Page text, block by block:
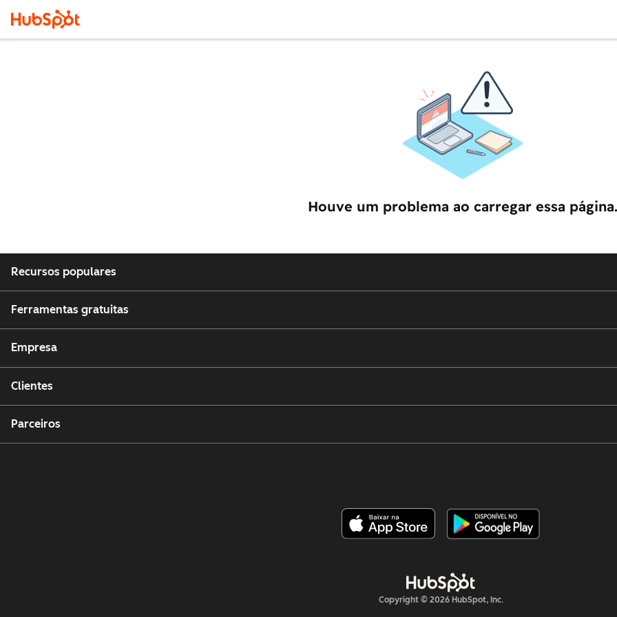
Houve um problema ao carregar essa página.
Recursos populares
Ferramentas gratuitas
Empresa
Clientes
Parceiros
Copyright © 2026 HubSpot, Inc.